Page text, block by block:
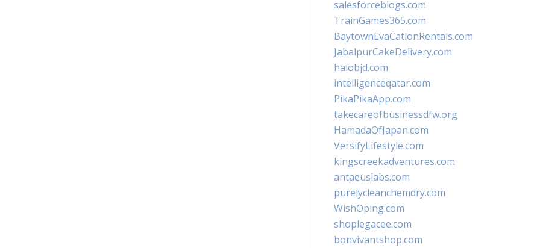
salesforceblogs.com
TrainGames365.com
BaytownEvaCationRentals.com
JabalpurCakeDelivery.com
halobjd.com
intelligenceqatar.com
PikaPikaApp.com
takecareofbusinessdfw.org
HamadaOfJapan.com
VersifyLifestyle.com
kingscreekadventures.com
antaeuslabs.com
purelycleanchemdry.com
WishOping.com
shoplegacee.com
bonvivantshop.com